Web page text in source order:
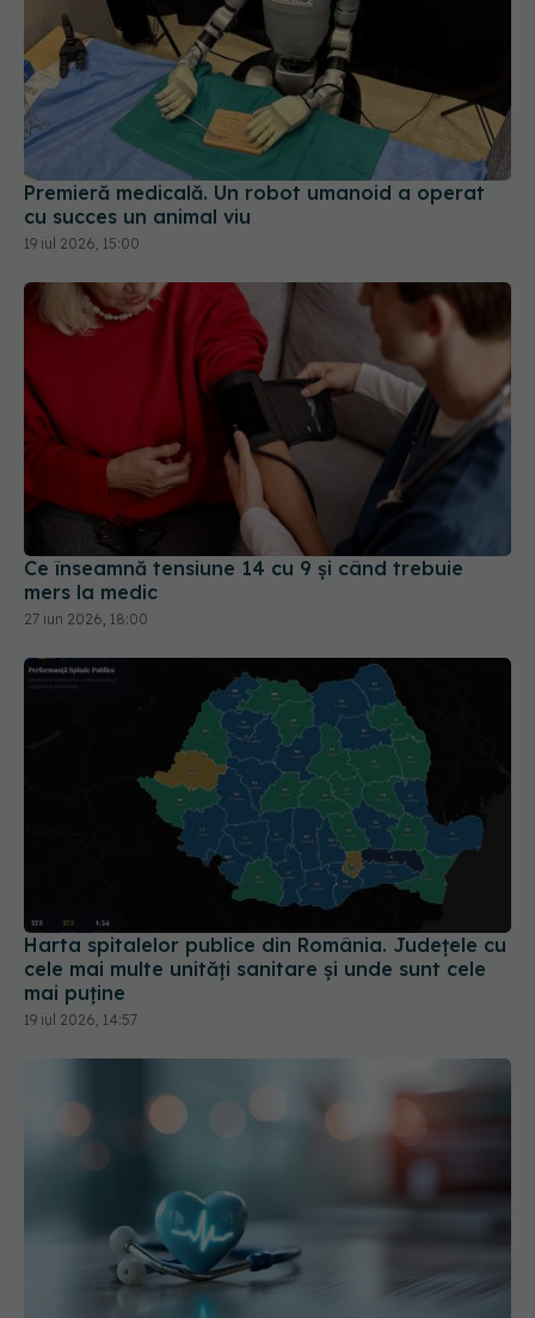
Premieră medicală. Un robot umanoid a operat
cu succes un animal viu
19 iul 2026, 15:00
Ce înseamnă tensiune 14 cu 9 și când trebuie
mers la medic
27 iun 2026, 18:00
Harta spitalelor publice din România. Județele cu
cele mai multe unități sanitare și unde sunt cele
mai puține
19 iul 2026, 14:57
Prețuri noi și reguli schimbate la medicamente.
Planul CNAS pentru alinierea la modelele din